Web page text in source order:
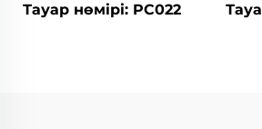
Тауар нөмірі: PC022